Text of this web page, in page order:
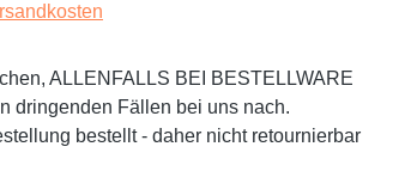
ALLENFALLS BEI BESTELLWARE
dringenden Fällen bei uns nach.
bestellt - daher nicht retournierbar